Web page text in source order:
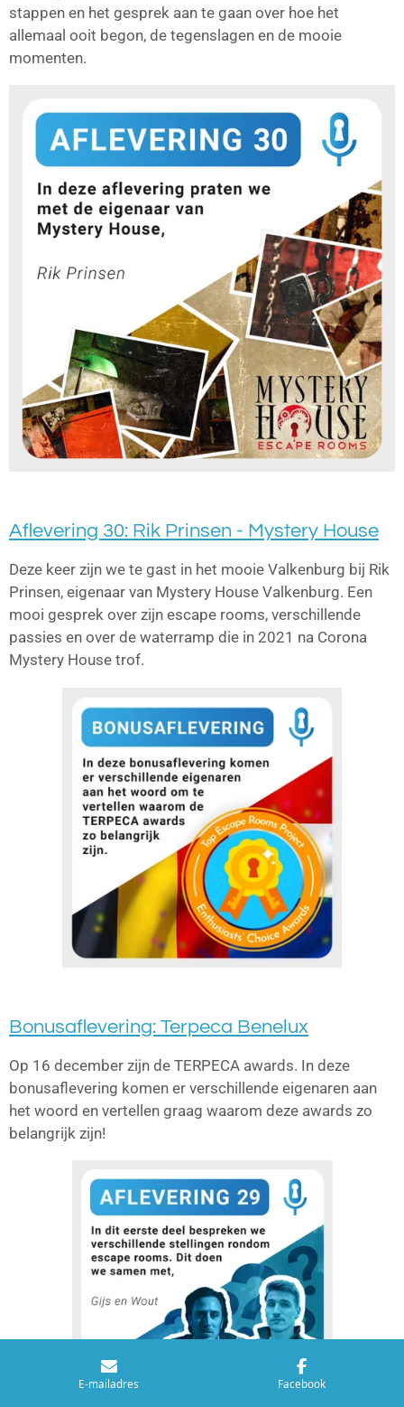
stappen en het gesprek aan te gaan over hoe het
allemaal ooit begon, de tegenslagen en de mooie
momenten.
Aflevering 30: Rik Prinsen - Mystery House
Deze keer zijn we te gast in het mooie Valkenburg bij Rik
Prinsen, eigenaar van Mystery House Valkenburg. Een
mooi gesprek over zijn escape rooms, verschillende
passies en over de waterramp die in 2021 na Corona
Mystery House trof.
Bonusaflevering: Terpeca Benelux
Op 16 december zijn de TERPECA awards. In deze
bonusaflevering komen er verschillende eigenaren aan
het woord en vertellen graag waarom deze awards zo
belangrijk zijn!
E-mailadres Facebook